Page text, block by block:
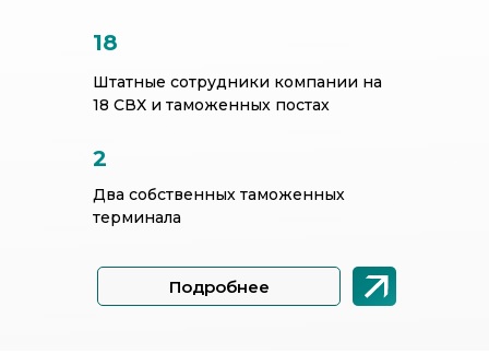
Подробнее
Два собственных таможенных
терминала
2
Штатные сотрудники компании на
18 СВХ и таможенных постах
18